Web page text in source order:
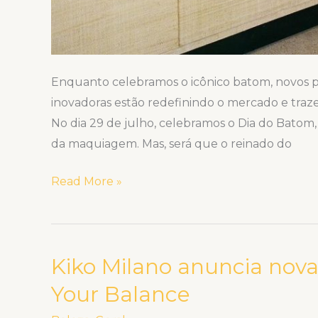
Enquanto celebramos o icônico batom, novos
inovadoras estão redefinindo o mercado e
No dia 29 de julho, celebramos o Dia do
da maquiagem. Mas, será que o reinado do
Read More »
Kiko Milano anuncia
Your Balance
Kiko
anuncia